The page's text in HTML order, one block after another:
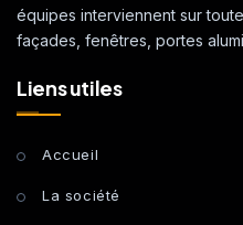
équipes interviennent sur
façades, fenêtres, portes
Liens utiles
Accueil
La société